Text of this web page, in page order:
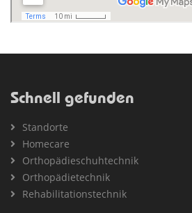
Schnell gefunden
Standorte
Homecare
Orthopädieschuhtechnik
Orthopädietechnik
Rehabilitationstechnik